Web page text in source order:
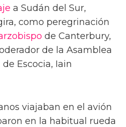
a Sudán del Sur,
como peregrinación
de Canterbury,
de la Asamblea
Escocia, Iain
viajaban en el avión
en la habitual rueda